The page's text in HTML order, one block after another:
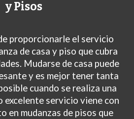
y Pisos
proporcionarle el servicio
de casa y piso que cubra
Mudarse de casa puede
y es mejor tener tanta
cuando se realiza una
excelente servicio viene con
en mudanzas de pisos que